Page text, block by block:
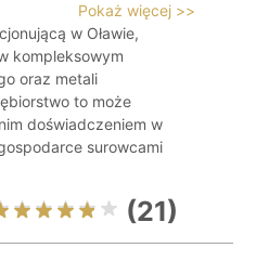
Pokaż więcej >>
w Oławie,
kompleksowym
oraz metali
to może
doświadczeniem w
surowcami
(21)